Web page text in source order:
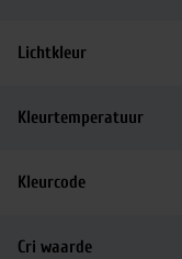
Lichtkleur
Kleurtemperatuur
Kleurcode
Cri waarde